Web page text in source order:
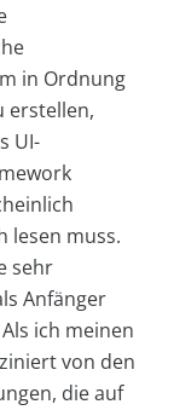
in Ordnung
erstellen,
UI-
lesen muss.
sehr
Anfänger
ich meinen
von den
die auf